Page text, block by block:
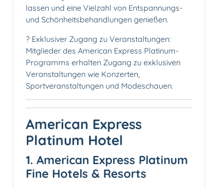
lassen und eine Vielzahl von Entspannungs-
und Schönheitsbehandlungen genießen.
? Exklusiver Zugang zu Veranstaltungen:
Mitglieder des American Express Platinum-
Programms erhalten Zugang zu exklusiven
Veranstaltungen wie Konzerten,
Sportveranstaltungen und Modeschauen.
American Express
Platinum Hotel
1. American Express Platinum
Fine Hotels & Resorts